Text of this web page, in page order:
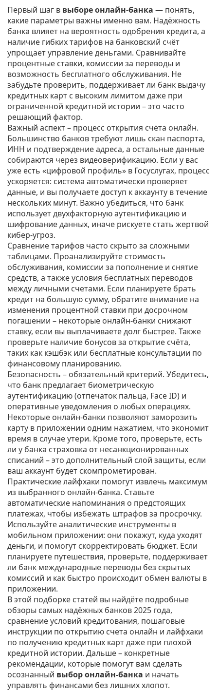
Первый шаг в выборе онлайн‑банка — понять,
какие параметры важны именно вам. Надёжность
банка влияет на вероятность одобрения кредита, а
наличие гибких тарифов на банковский счёт
упрощает управление деньгами. Сравнивайте
процентные ставки, комиссии за переводы и
возможность бесплатного обслуживания. Не
забудьте проверить, поддерживает ли банк выдачу
кредитных карт с высоким лимитом даже при
ограниченной кредитной истории – это часто
решающий фактор.
Важный аспект – процесс открытия счёта онлайн.
Большинство банков требуют лишь скан паспорта,
ИНН и подтверждение адреса, а остальные данные
собираются через видеоверификацию. Если у вас
уже есть «цифровой профиль» в Госуслугах, процесс
ускоряется: система автоматически проверяет
данные, и вы получаете доступ к аккаунту в течение
нескольких минут. Важно убедиться, что банк
использует двухфакторную аутентификацию и
шифрование данных, иначе рискуете стать жертвой
кибер‑угроз.
Сравнение тарифов часто скрыто за сложными
таблицами. Проанализируйте стоимость
обслуживания, комиссии за пополнение и снятие
средств, а также условия бесплатных переводов
между личными счетами. Если планируете брать
кредит на большую сумму, обратите внимание на
изменения процентной ставки при досрочном
погашении – некоторые онлайн‑банки снижают
ставку, если вы выплачиваете долг быстрее. Также
проверьте наличие бонусов за открытие счёта,
таких как кэшбэк или бесплатные консультации по
финансовому планированию.
Безопасность – обязательный критерий. Убедитесь,
что банк предлагает биометрическую
аутентификацию (отпечаток пальца, Face ID) и
оперативные уведомления о любых операциях.
Некоторые онлайн‑банки позволяют заморозить
карту в приложении одним нажатием, что экономит
время в случае утери. Кроме того, проверьте, есть
ли у банка страховка от несанкционированных
списаний – это дополнительный слой защиты, если
ваш аккаунт будет скомпрометирован.
Практические лайфхаки помогут извлечь максимум
из выбранного онлайн‑банка. Ставьте
автоматические напоминания о предстоящих
платежах, чтобы избежать штрафов за просрочку.
Используйте аналитические инструменты в
мобильном приложении: они покажут, куда уходят
деньги, и помогут скорректировать бюджет. Если
планируете путешествия, проверьте, поддерживает
ли банк международные переводы без скрытых
комиссий и как быстро происходит обмен валюты в
приложении.
В этой подборке статей вы найдёте подробные
обзоры самых надёжных банков 2025 года,
сравнение условий кредитования, пошаговые
инструкции по открытию счета онлайн и лайфхаки
по получению кредитных карт даже при плохой
кредитной истории. Дальше – конкретные
рекомендации, которые помогут вам сделать
осознанный выбор онлайн‑банка и начать
управлять финансами без лишних хлопот.